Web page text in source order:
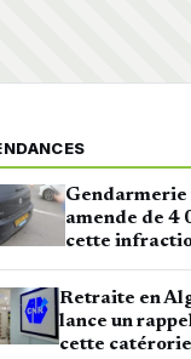
Gendarmerie
amende de 4
cette
Retraite en
lance un
cette